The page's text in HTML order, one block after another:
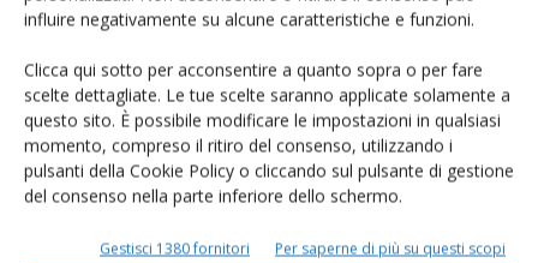
influire negativamente su alcune caratteristiche e funzioni.
Clicca qui sotto per acconsentire a quanto sopra o per fare
scelte dettagliate. Le tue scelte saranno applicate solamente a
questo sito. È possibile modificare le impostazioni in qualsiasi
momento, compreso il ritiro del consenso, utilizzando i
pulsanti della Cookie Policy o cliccando sul pulsante di gestione
del consenso nella parte inferiore dello schermo.
Gestisci 1380 fornitori Per saperne di più su questi scopi
trend